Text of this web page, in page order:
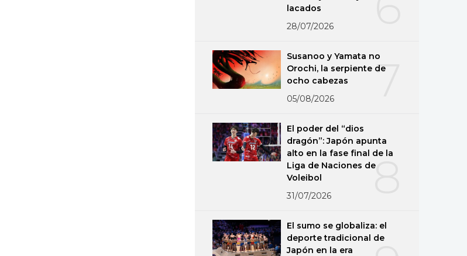
lacados
28/07/2026
7
Susanoo y Yamata no
Orochi, la serpiente de
ocho cabezas
05/08/2026
8
El poder del “dios
dragón”: Japón apunta
alto en la fase final de la
Liga de Naciones de
Voleibol
31/07/2026
El sumo se globaliza: el
deporte tradicional de
Japón en la era